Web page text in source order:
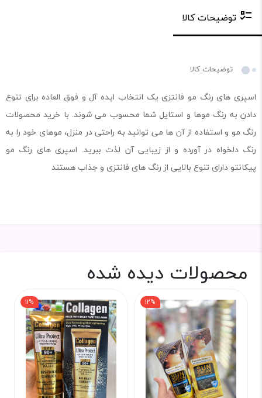
توضیحات کالا
توضیحات کالا
اسپری های رنگ مو فانتزی یک انتخاب ایده آل و فوق العاده برای تنوع
دادن به رنگ موها و استایل شما محسوب می شوند. با خرید محصولات
رنگ مو و استفاده از آن ها می توانید به راحتی در منزل، موهای خود را به
رنگ دلخواه در آورده و از زیبایی آن لذت ببرید. اسپری های رنگ مو
پیکانتو دارای تنوع بالایی از رنگ های فانتزی و جذاب هستند
محصولات دیده شده
12%
11%